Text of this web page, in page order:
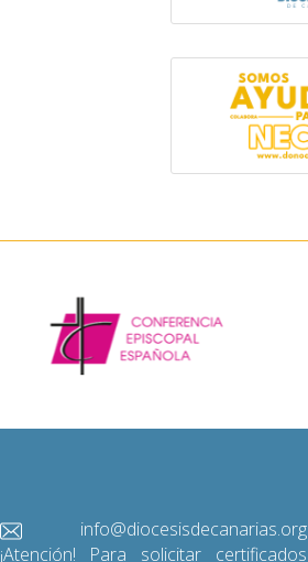
info@diocesisdecanarias.org
¡Atención! Para solicitar certificados